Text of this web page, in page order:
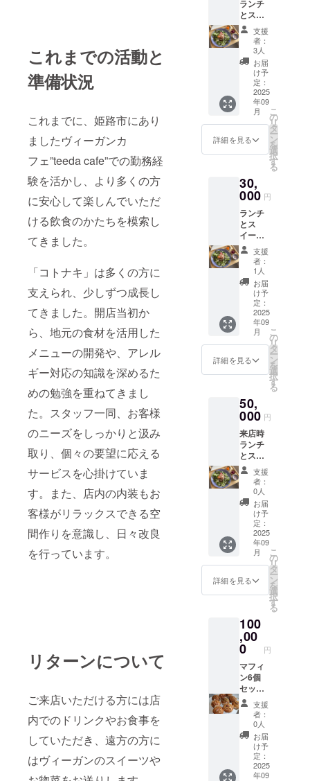
これまでの活動と
準備状況
これまでに、姫路市にあり
ましたヴィーガンカ
フェ”teeda cafe”での勤務経
験を活かし、より多くの方
に安心して楽しんでいただ
ける飲食のかたちを模索し
てきました。
「コトナキ」は多くの方に
支えられ、少しずつ成長し
てきました。開店当初か
ら、地元の食材を活用した
メニューの開発や、アレル
ギー対応の知識を深めるた
めの勉強を重ねてきまし
た。スタッフ一同、お客様
のニーズをしっかりと汲み
取り、個々の要望に応える
サービスを心掛けていま
す。また、店内の内装もお
客様がリラックスできる空
間作りを意識し、日々改良
を行っています。
リターンについて
ご来店いただける方には店
内でのドリンクやお食事を
していただき、遠方の方に
はヴィーガンのスイーツや
表示は
お届け
商品の
ラベル
に表記
されま
す。商
品開封
前には
必ずお
届けの
リター
ンに貼
意書き
をご確
認くだ
さい。
ランチ
とス
イーツ
セット
を提供
します
店舗の
詳細：
姫路市
本町68-
1153
姫小路
ビル2F
北 有効
期限：
9月から
2026年
8月末ま
で
支援
者：
3人
お届
け予
定：
2025
年09
月
詳細を見る
こ
の
リ
タ
ー
ン
を
選
択
す
る
30,
000 円
ランチ
とス
イーツ
のセッ
ト3回提
供、ま
たはマ
フィン6
個セッ
トを3回
お送り
します
店舗の
詳細：
姫路市
本町68-
姫小路
ビル2F
北 有効
期限：
2025年
9月から
2026年
8月末ま
フィン
送付の
場合 ・
名称：
マフィ
ン ・内
容量：6
個×3
加物等
の食品
表示は
お届け
商品の
ラベル
に表記
されま
す。商
品開封
前には
必ずお
届けの
リター
ンに貼
支援
者：
1人
お届
け予
定：
2025
年09
月
詳細を見る
こ
の
リ
タ
ー
ン
を
選
択
す
る
50,
000 円
来店時
ランチ
とス
イーツ
セット
提供、
または
マフィ
ン6個
セット
送付＋
ヴィー
ガン レ
シピを
お教え
します
詳細：
姫路市
本町68-
1153
姫小路
ビル2F
北 有効
期限：
2025年
9月から
2026年
8月末ま
フィン
送付の
支援
者：
0人
お届
け予
定：
2025
年09
月
詳細を見る
こ
の
リ
タ
ー
ン
を
選
択
す
る
100
,00
0 円
マフィ
ン6個
セット
+ヴィー
ガン 惣
菜10回
分をお
送りし
ます
（リク
エスト
支援
者：
0人
お届
け予
定：
2025
年09